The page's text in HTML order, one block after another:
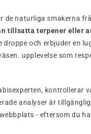
de naturliga smakerna
tillsatta terpener eller
droppe och erbjuder en
upplevelse som
kontrollerar
analyser är
- eftersom du